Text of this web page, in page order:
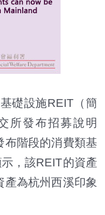
礎設施REIT（簡
所發布招募說明
布階段的消費類基
，該REIT的資產
為杭州西溪印象